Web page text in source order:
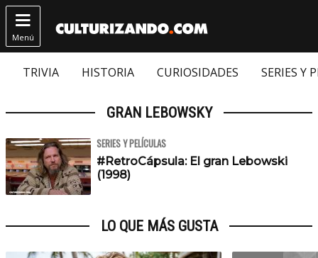

Menú
TRIVIA HISTORIA CURIOSIDADES SERIES Y
GRAN LEBOWSKY
SERIES Y PELÍCULAS
#RetroCápsula: El gran Lebowski
(1998)
LO QUE MÁS GUSTA